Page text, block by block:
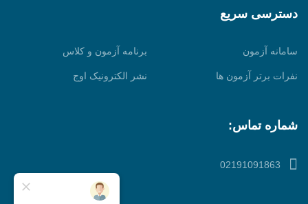
دسترسی سریع
سامانه آزمون برنامه آزمون و کلاس
نفرات برتر آزمون ها نشر الکترونیک اوج
شماره تماس:
02191091863